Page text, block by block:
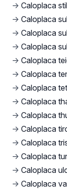
→ Caloplaca
→ Caloplaca
→ Caloplaca
→ Caloplaca
→ Caloplaca
→ Caloplaca
→ Caloplaca
→ Caloplaca
→ Caloplaca
→ Caloplaca
→ Caloplaca
→ Caloplaca
→ Caloplaca
→ Caloplaca